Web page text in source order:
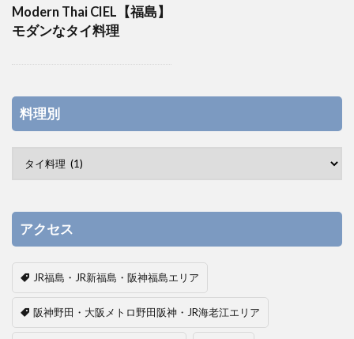
Modern Thai CIEL【福島】
モダンなタイ料理
料理別
アクセス
JR福島・JR新福島・阪神福島エリア
阪神野田・大阪メトロ野田阪神・JR海老江エリア